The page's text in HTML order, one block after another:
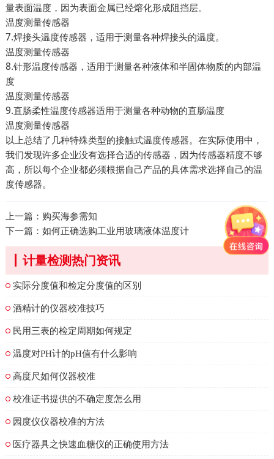
量表面温度，因为表面金属已经熔化形成阻挡层。
温度测量传感器
7.焊接头温度传感器，适用于测量各种焊接头的温度。
温度测量传感器
8.针形温度传感器，适用于测量各种液体和半固体物质的内部温
度
温度测量传感器
9.直肠柔性温度传感器适用于测量各种动物的直肠温度
温度测量传感器
以上总结了几种特殊类型的接触式温度传感器。在实际使用中，
我们发现许多企业没有选择合适的传感器，因为传感器精度不够
高，所以每个企业都必须根据自己产品的具体需求选择自己的温
度传感器。
上一篇： 购买海参需知
下一篇： 如何正确选购工业用玻璃液体温度计
计量检测热门资讯
实际分度值和检定分度值的区别
酒精计的仪器校准技巧
民用三表的检定周期如何规定
温度对PH计的pH值有什么影响
高度尺如何仪器校准
校准证书提供的不确定度怎么用
园度仪仪器校准的方法
医疗器具之快速血糖仪的正确使用方法